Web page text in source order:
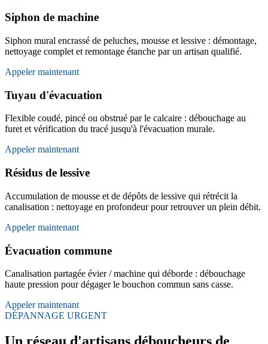
Siphon de machine
Siphon mural encrassé de peluches, mousse et lessive : démontage,
nettoyage complet et remontage étanche par un artisan qualifié.
Appeler maintenant
Tuyau d'évacuation
Flexible coudé, pincé ou obstrué par le calcaire : débouchage au
furet et vérification du tracé jusqu'à l'évacuation murale.
Appeler maintenant
Résidus de lessive
Accumulation de mousse et de dépôts de lessive qui rétrécit la
canalisation : nettoyage en profondeur pour retrouver un plein débit.
Appeler maintenant
Évacuation commune
Canalisation partagée évier / machine qui déborde : débouchage
haute pression pour dégager le bouchon commun sans casse.
Appeler maintenant
DÉPANNAGE URGENT